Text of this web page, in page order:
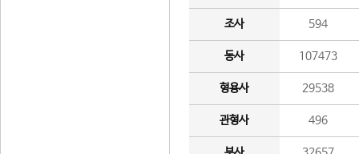
조사 594
동사 107473
형용사 29538
관형사 496